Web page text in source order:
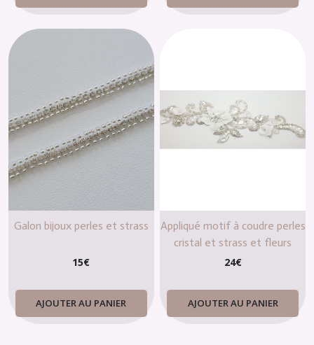
Galon bijoux perles et strass
15€
AJOUTER AU PANIER
Appliqué motif à coudre perles
cristal et strass et fleurs
ivoire pour robe de mariée
24€
AJOUTER AU PANIER